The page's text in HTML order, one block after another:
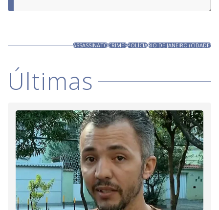
ASSASSINATOCRIMESPOLÍCIARIO DE JANEIRO (CIDADE)
Últimas